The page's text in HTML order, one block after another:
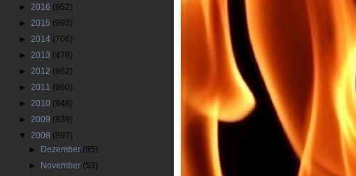
► 2016 (952)
► 2015 (993)
► 2014 (706)
► 2013 (478)
► 2012 (662)
► 2011 (860)
► 2010 (948)
► 2009 (839)
▼ 2008 (897)
►
Dezember (95)
►
November (53)